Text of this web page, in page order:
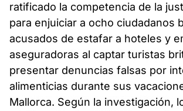
ratificado la competencia de la
para enjuiciar a ocho ciudadanos
acusados de estafar a hoteles y
aseguradoras al captar turistas
presentar denuncias falsas por
alimenticias durante sus
Mallorca. Según la investigación,